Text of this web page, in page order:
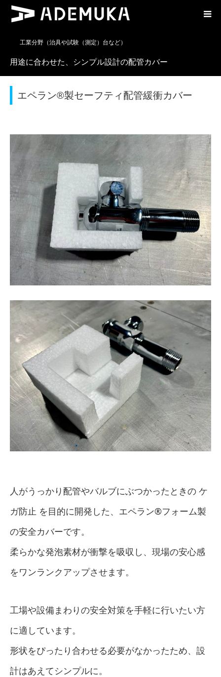
工業分野（治具や試験（測定）台など）
用途に合わせた、シンプル設計の配管カバー
エペラン®製セーフティ配管緩衝カバー
人がうっかり配管やバルブにぶつかったときの ケ
ガ防止 を目的に開発した、エペラン®フォーム製
の安全カバーです。
柔らかな発泡素材が衝撃を吸収し、現場の安心感
をワンランクアップさせます。
工場や設備まわりの安全対策を手軽に行いたい方
に適しています。
形状をぴったり合わせる必要がなかったため、設
計はあえてシンプルに。